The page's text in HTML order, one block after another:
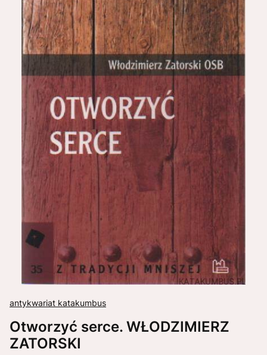
antykwariat katakumbus
Otworzyć serce. WŁODZIMIERZ
ZATORSKI